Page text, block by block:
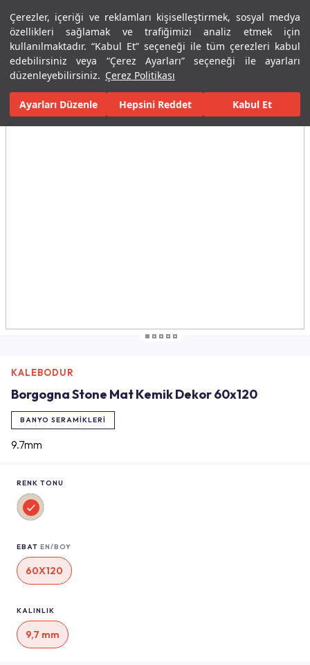
Çerezler, içeriği ve reklamları kişiselleştirmek, sosyal medya
özellikleri sağlamak ve trafiğimizi analiz etmek için
kullanılmaktadır. “Kabul Et” seçeneği ile tüm çerezleri kabul
edebilirsiniz veya “Çerez Ayarları” seçeneği ile ayarları
düzenleyebilirsiniz. Çerez Politikası
Ayarları Düzenle Hepsini Reddet Kabul Et
Menü Menü
Ana Sayfa Karolar Konut İçi Alanlar Banyo Seramikleri
Tüm Görseller(13)
KALEBODUR
Borgogna Stone Mat Kemik Dekor 60x120
BANYO SERAMIKLERI
9.7mm
RENK TONU
EBAT EN/BOY
60X120
KALINLIK
9,7 mm